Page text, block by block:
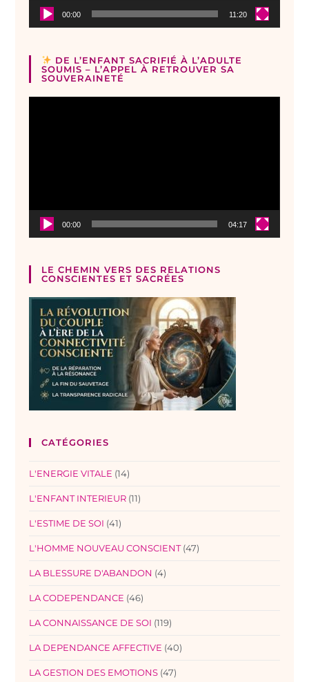
00:00 11:20
DE L’ENFANT SACRIFIÉ À L’ADULTE
SOUMIS – L’APPEL À RETROUVER SA
SOUVERAINETÉ
00:00 04:17
LE CHEMIN VERS DES RELATIONS
CONSCIENTES ET SACRÉES
CATÉGORIES
L'ENERGIE VITALE (14)
L'ENFANT INTERIEUR (11)
L'ESTIME DE SOI (41)
L'HOMME NOUVEAU CONSCIENT (47)
LA BLESSURE D'ABANDON (4)
LA CODEPENDANCE (46)
LA CONNAISSANCE DE SOI (119)
LA DEPENDANCE AFFECTIVE (40)
LA GESTION DES EMOTIONS (47)